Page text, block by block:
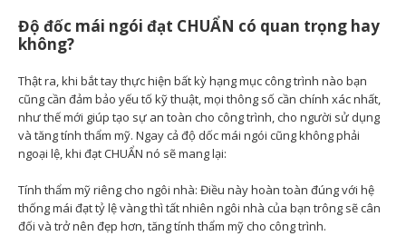
Độ đốc mái ngói đạt CHUẨN có quan trọng hay
không?
Thật ra, khi bắt tay thực hiện bất kỳ hạng mục công trình nào bạn
cũng cần đảm bảo yếu tố kỹ thuật, mọi thông số cần chính xác nhất,
như thế mới giúp tạo sự an toàn cho công trình, cho người sử dụng
và tăng tính thẩm mỹ. Ngay cả độ dốc mái ngói cũng không phải
ngoại lệ, khi đạt CHUẨN nó sẽ mang lại:
Tính thẩm mỹ riêng cho ngôi nhà: Điều này hoàn toàn đúng với hệ
thống mái đạt tỷ lệ vàng thì tất nhiên ngôi nhà của bạn trông sẽ cân
đối và trở nên đẹp hơn, tăng tính thẩm mỹ cho công trình.